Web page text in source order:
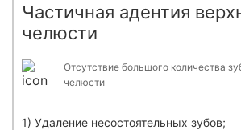
Частичная адентия
челюсти
Отсутствие большого количества
челюсти
1) Удаление несостоятельных зубов;